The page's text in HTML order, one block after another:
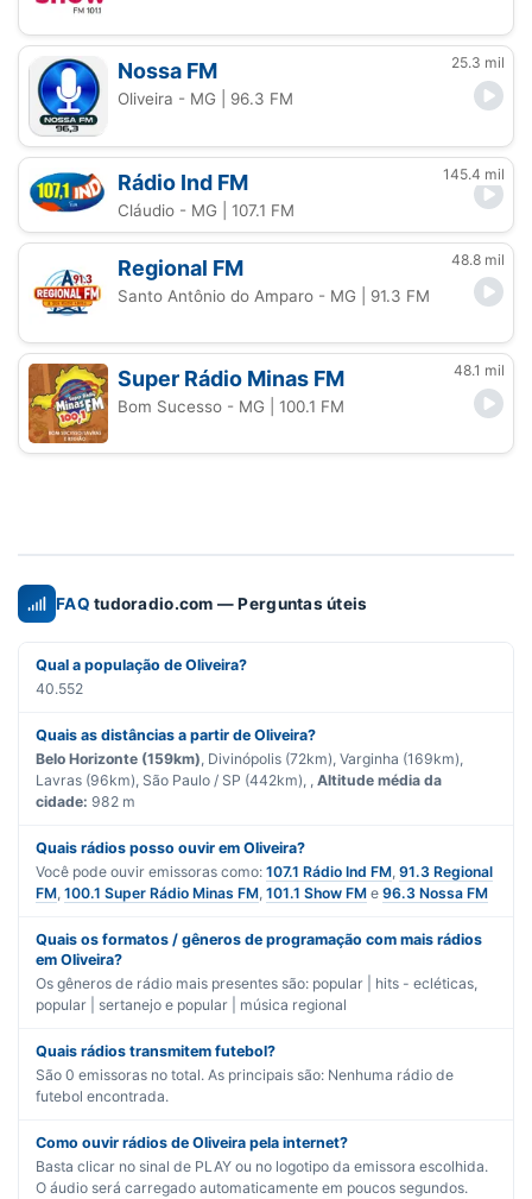
Nossa FM 25.3 mil
Oliveira - MG | 96.3 FM
Rádio Ind FM 145.4 mil
Cláudio - MG | 107.1 FM
Regional FM 48.8 mil
Santo Antônio do Amparo - MG | 91.3 FM
Super Rádio Minas FM 48.1 mil
Bom Sucesso - MG | 100.1 FM
FAQ tudoradio.com — Perguntas úteis
Qual a população de Oliveira?
40.552
Quais as distâncias a partir de Oliveira?
Belo Horizonte (159km), Divinópolis (72km), Varginha (169km),
Lavras (96km), São Paulo / SP (442km), , Altitude média da
cidade: 982 m
Quais rádios posso ouvir em Oliveira?
Você pode ouvir emissoras como: 107.1 Rádio Ind FM, 91.3 Regional
FM, 100.1 Super Rádio Minas FM, 101.1 Show FM e 96.3 Nossa FM
Quais os formatos / gêneros de programação com mais rádios
em Oliveira?
Os gêneros de rádio mais presentes são: popular | hits - ecléticas,
popular | sertanejo e popular | música regional
Quais rádios transmitem futebol?
São 0 emissoras no total. As principais são: Nenhuma rádio de
futebol encontrada.
Como ouvir rádios de Oliveira pela internet?
Basta clicar no sinal de PLAY ou no logotipo da emissora escolhida.
O áudio será carregado automaticamente em poucos segundos.